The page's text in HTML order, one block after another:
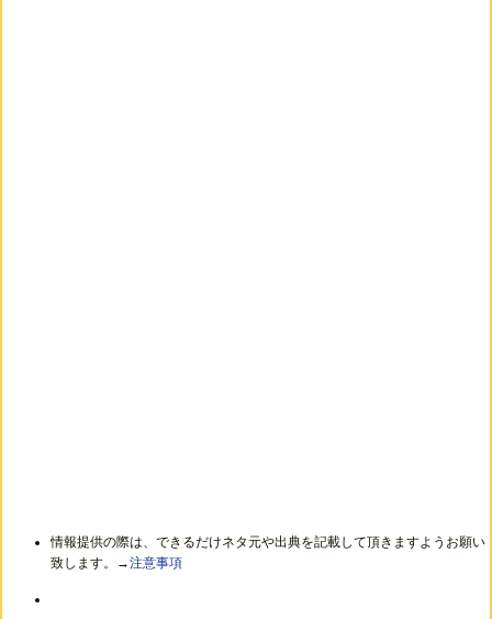
情報提供の際は、できるだけネタ元や出典を記載して頂きますようお願い
致します。→注意事項